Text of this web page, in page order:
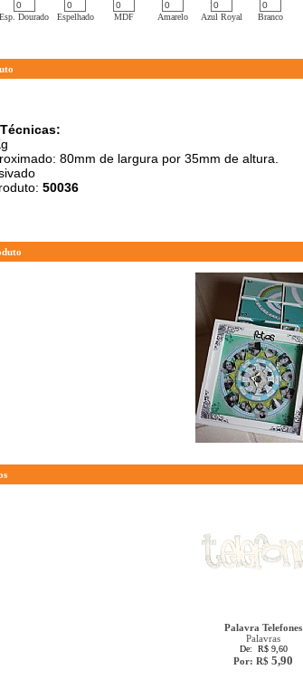
Esp. Dourado Espelhado MDF Amarelo Azul Royal Branco
80mm de largura por 35mm de altura.
50036
Palavra Telefones
Palavras
De: R$ 9,60
Por: R$ 5,90